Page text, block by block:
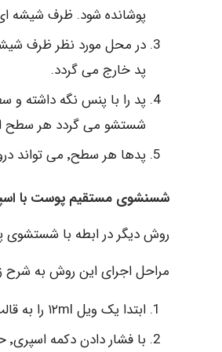
پوشانده شود. ظرف شیشه ای
در محل مورد نظر ظرف
پد خارج می گردد.
پد را با پنس نگه داشته
شستشو می گردد هر سطح انتخابی
پدها هر سطح٬ می تواند درون یک ظرف شیشه ای برچسب دار٬ بعنوان یک نمونه واحد گذاشته شود.
شسنشوی مستقیم پوست با
روش دیگر در ابطه با
مراحل اجرای این روش به شرح
ابتدا یک ویل ۱۲ml را به قالب اسپری متصل نموده و دهانه قاب مربوطه را روی سطح پوست قرار می دهند.